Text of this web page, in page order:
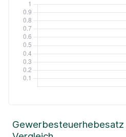
Gewerbesteuerhebesatz